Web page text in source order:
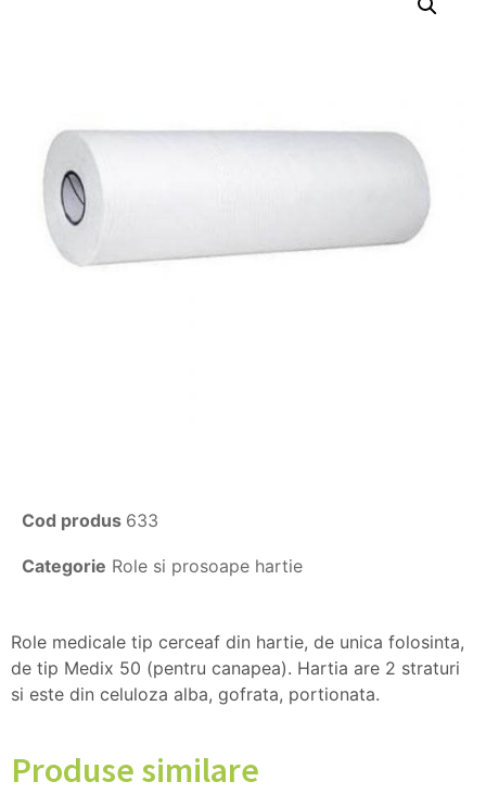
Cod produs 633
Categorie Role si prosoape hartie
Role medicale tip cerceaf din hartie, de unica folosinta,
de tip Medix 50 (pentru canapea). Hartia are 2 straturi
si este din celuloza alba, gofrata, portionata.
Produse similare